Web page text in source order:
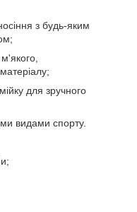
з будь-яким
для зручного
видами спорту.